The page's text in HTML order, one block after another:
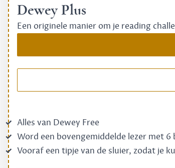
Dewey Plus
Een originele manier om je reading
Alles van Dewey Free
Word een bovengemiddelde lezer met 6
Vooraf een tipje van de sluier, zodat je